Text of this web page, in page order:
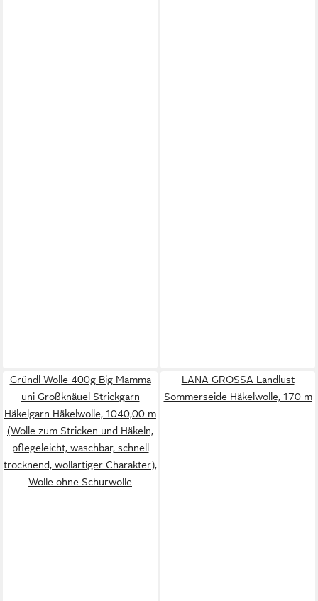
Gründl Wolle 400g Big Mamma
uni Großknäuel Strickgarn
Häkelgarn Häkelwolle, 1040,00 m
(Wolle zum Stricken und Häkeln,
pflegeleicht, waschbar, schnell
trocknend, wollartiger Charakter),
Wolle ohne Schurwolle
LANA GROSSA Landlust
Sommerseide Häkelwolle, 170 m